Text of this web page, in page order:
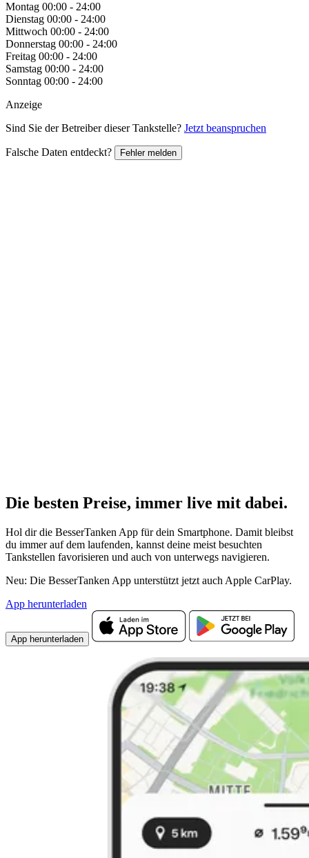
Montag 00:00 - 24:00
Dienstag 00:00 - 24:00
Mittwoch 00:00 - 24:00
Donnerstag 00:00 - 24:00
Freitag 00:00 - 24:00
Samstag 00:00 - 24:00
Sonntag 00:00 - 24:00
Anzeige
Sind Sie der Betreiber dieser Tankstelle? Jetzt beanspruchen
Falsche Daten entdeckt? Fehler melden
Die besten Preise, immer live mit dabei.
Hol dir die BesserTanken App für dein Smartphone. Damit bleibst
du immer auf dem laufenden, kannst deine meist besuchten
Tankstellen favorisieren und auch von unterwegs navigieren.
Neu: Die BesserTanken App unterstützt jetzt auch Apple CarPlay.
App herunterladen
App herunterladen